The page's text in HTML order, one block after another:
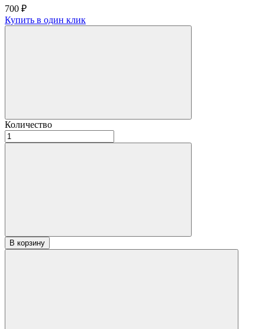
700 ₽
Купить в один клик
Количество
Количество
товара
В корзину